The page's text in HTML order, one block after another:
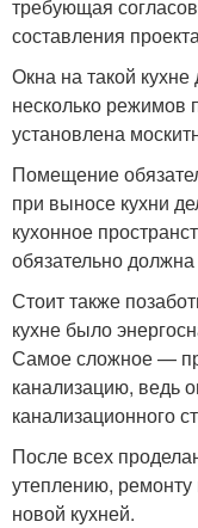
требующая
составления
Окна на такой
несколько режимов
установлена
Помещение
при выносе кухни
кухонное
обязательно
Стоит также
кухне было
Самое сложное —
канализацию, ведь
канализационного
После всех
утеплению,
новой кухней.